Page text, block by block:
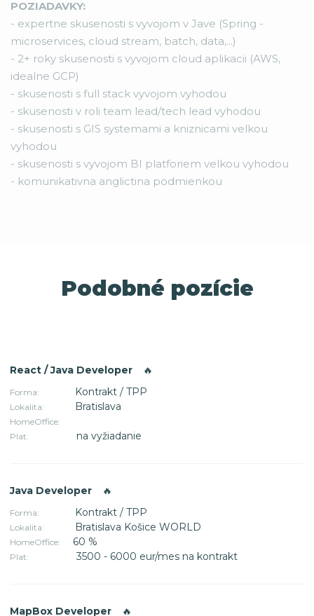
POZIADAVKY:
- expertne skusenosti s vyvojom v Jave (Spring -
microservices, cloud stream, batch, data,...)
- 2+ roky skusenosti s vyvojom cloud aplikacii (AWS,
idealne GCP)
- skusenosti s full stack vyvojom vyhodou
- skusenosti v roli team lead/tech lead vyhodou
- skusenosti s GIS systemami a kniznicami velkou
vyhodou
- skusenosti s vyvojom BI platforiem velkou vyhodou
- komunikativna anglictina podmienkou
Podobné pozície
React / Java Developer 🔥
Forma: Kontrakt / TPP
Lokalita: Bratislava
HomeOffice:
Plat:
na vyžiadanie
Java Developer 🔥
Forma: Kontrakt / TPP
Lokalita: Bratislava Košice WORLD
HomeOffice: 60 %
Plat: 3500 - 6000 eur/mes na kontrakt
MapBox Developer 🔥